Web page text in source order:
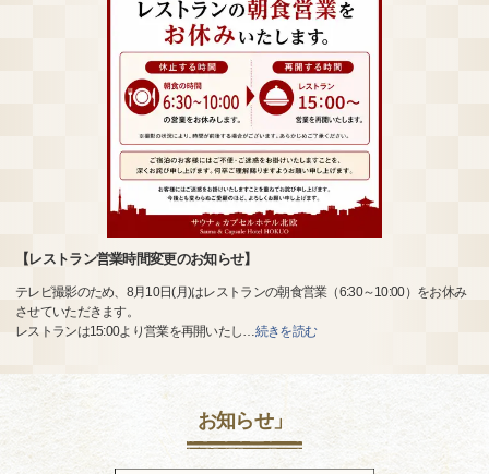
【レストラン営業時間変更のお知らせ】
テレビ撮影のため、8月10日(月)はレストランの朝食営業（6:30～10:00）をお休み
させていただきます。
レストランは15:00より営業を再開いたし…続きを読む
お知らせ」